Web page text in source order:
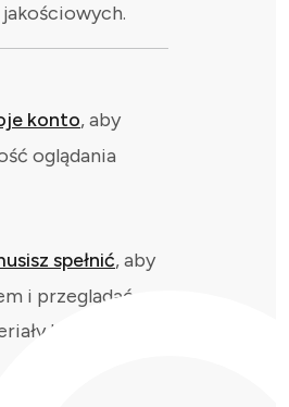
konto, aby
oglądania
spełnić, aby
i przeglądać
bez